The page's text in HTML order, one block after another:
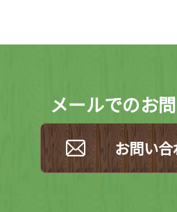
メールでのお
お問い